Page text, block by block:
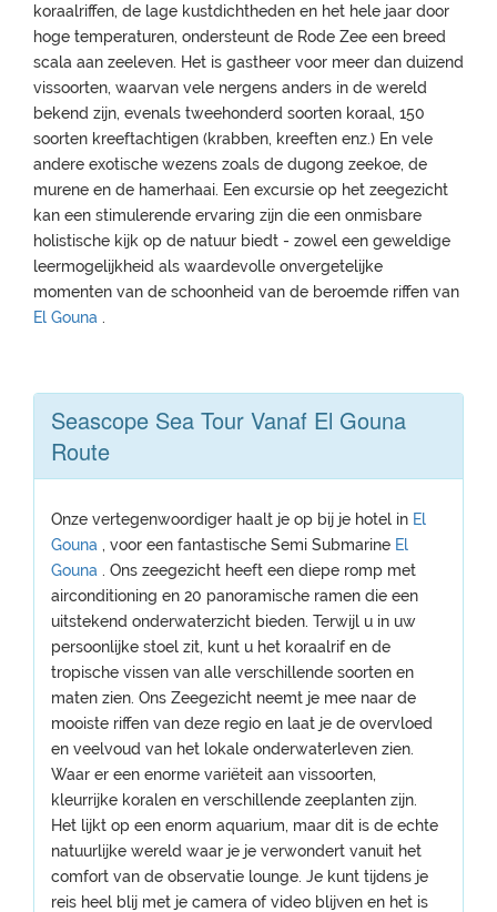
koraalriffen, de lage kustdichtheden en het hele jaar door
hoge temperaturen, ondersteunt de Rode Zee een breed
scala aan zeeleven. Het is gastheer voor meer dan duizend
vissoorten, waarvan vele nergens anders in de wereld
bekend zijn, evenals tweehonderd soorten koraal, 150
soorten kreeftachtigen (krabben, kreeften enz.) En vele
andere exotische wezens zoals de dugong zeekoe, de
murene en de hamerhaai. Een excursie op het zeegezicht
kan een stimulerende ervaring zijn die een onmisbare
holistische kijk op de natuur biedt - zowel een geweldige
leermogelijkheid als waardevolle onvergetelijke
momenten van de schoonheid van de beroemde riffen van
El Gouna .
Seascope Sea Tour Vanaf El Gouna
Route
Onze vertegenwoordiger haalt je op bij je hotel in El
Gouna , voor een fantastische Semi Submarine El
Gouna . Ons zeegezicht heeft een diepe romp met
airconditioning en 20 panoramische ramen die een
uitstekend onderwaterzicht bieden. Terwijl u in uw
persoonlijke stoel zit, kunt u het koraalrif en de
tropische vissen van alle verschillende soorten en
maten zien. Ons Zeegezicht neemt je mee naar de
mooiste riffen van deze regio en laat je de overvloed
en veelvoud van het lokale onderwaterleven zien.
Waar er een enorme variëteit aan vissoorten,
kleurrijke koralen en verschillende zeeplanten zijn.
Het lijkt op een enorm aquarium, maar dit is de echte
natuurlijke wereld waar je je verwondert vanuit het
comfort van de observatie lounge. Je kunt tijdens je
reis heel blij met je camera of video blijven en het is